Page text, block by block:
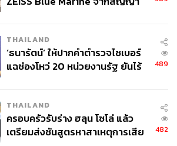
จ่ายหนี้-แอบระบุแบรนด์
THAILAND
‘ธนารัตน์’ ให้ปากคำตำรวจไซเบอร์
แฉช่องโหว่ 20 หน่วยงานรัฐ ยันไร้
489
THAILAND
ครอบครัวรับร่าง ฮลุน โซโล่ แล้ว
เตรียมส่งชันสูตรหาสาเหตุการเสีย
482